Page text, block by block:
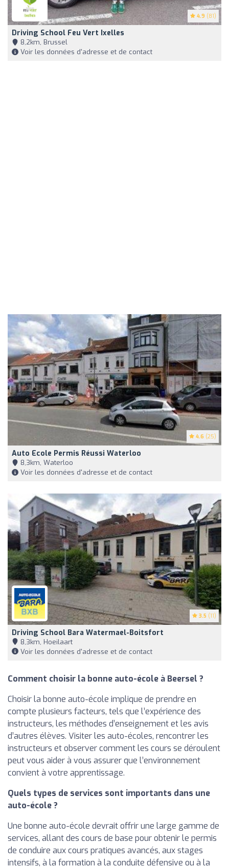
4.9 (81)
Driving School Feu Vert Ixelles
8,2km, Brussel
Voir les données d'adresse et de contact
4.6 (25)
Auto Ecole Permis Réussi Waterloo
8,3km, Waterloo
Voir les données d'adresse et de contact
3.5 (11)
Driving School Bara Watermael-Boitsfort
8,3km, Hoeilaart
Voir les données d'adresse et de contact
Comment choisir la bonne auto-école à Beersel ?
Choisir la bonne auto-école implique de prendre en
compte plusieurs facteurs, tels que l’expérience des
instructeurs, les méthodes d’enseignement et les avis
d’autres élèves. Visiter les auto-écoles, rencontrer les
instructeurs et observer comment les cours se déroulent
peut vous aider à vous assurer que l’environnement
convient à votre apprentissage.
Quels types de services sont importants dans une
auto-école ?
Une bonne auto-école devrait offrir une large gamme de
services, allant des cours de base pour obtenir le permis
de conduire aux cours pratiques avancés, aux stages
intensifs, à la formation à la conduite défensive ou à la